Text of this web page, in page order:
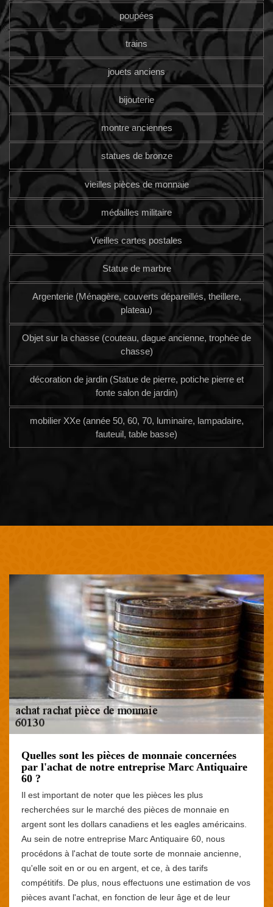
poupées
trains
jouets anciens
bijouterie
montre anciennes
statues de bronze
vieilles pièces de monnaie
médailles militaire
Vieilles cartes postales
Statue de marbre
Argenterie (Ménagère, couverts dépareillés, theillere,
plateau)
Objet sur la chasse (couteau, dague ancienne, trophée de
chasse)
décoration de jardin (Statue de pierre, potiche pierre et
fonte salon de jardin)
mobilier XXe (année 50, 60, 70, luminaire, lampadaire,
fauteuil, table basse)
Quelles sont les pièces de monnaie concernées
par l'achat de notre entreprise Marc Antiquaire
60 ?
Il est important de noter que les pièces les plus
recherchées sur le marché des pièces de monnaie en
argent sont les dollars canadiens et les eagles américains.
Au sein de notre entreprise Marc Antiquaire 60, nous
procédons à l'achat de toute sorte de monnaie ancienne,
qu'elle soit en or ou en argent, et ce, à des tarifs
compétitifs. De plus, nous effectuons une estimation de vos
pièces avant l'achat, en fonction de leur âge et de leur